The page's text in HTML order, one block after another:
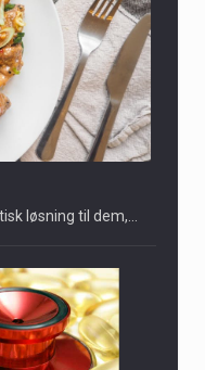
løsning til dem,…